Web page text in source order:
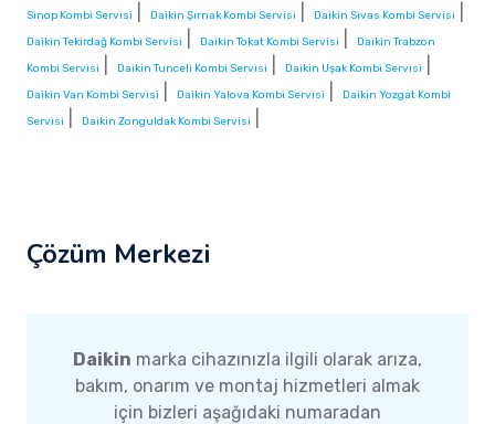
Sinop Kombi Servisi Daikin Şırnak Kombi Servisi Daikin Sivas Kombi Servisi
Daikin Tekirdağ Kombi Servisi Daikin Tokat Kombi Servisi
Daikin Trabzon
Kombi Servisi
Daikin Tunceli Kombi Servisi Daikin Uşak Kombi Servisi
Daikin Van Kombi Servisi Daikin Yalova Kombi Servisi
Daikin Yozgat Kombi
Servisi
Daikin Zonguldak Kombi Servisi
Çözüm Merkezi
Daikin marka cihazınızla ilgili olarak arıza,
bakım, onarım ve montaj hizmetleri almak
için bizleri aşağıdaki numaradan